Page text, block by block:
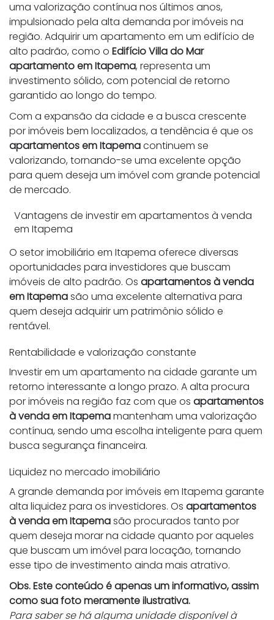
uma valorização contínua nos últimos anos,
impulsionado pela alta demanda por imóveis na
região. Adquirir um apartamento em um edifício de
alto padrão, como o Edifício Villa do Mar
apartamento em Itapema, representa um
investimento sólido, com potencial de retorno
garantido ao longo do tempo.
Com a expansão da cidade e a busca crescente
por imóveis bem localizados, a tendência é que os
apartamentos em Itapemacontinuem se
valorizando, tornando-se uma excelente opção
para quem deseja um imóvel com grande potencial
de mercado.
Vantagens de investir em apartamentos à venda
em Itapema
O setor imobiliário em Itapema oferece diversas
oportunidades para investidores que buscam
imóveis de alto padrão. Os apartamentos à venda
em Itapemasão uma excelente alternativa para
quem deseja adquirir um patrimônio sólido e
rentável.
Rentabilidade e valorização constante
Investir em um apartamento na cidade garante um
retorno interessante a longo prazo. A alta procura
por imóveis na região faz com que os apartamentos
à venda em Itapemamantenham uma valorização
contínua, sendo uma escolha inteligente para quem
busca segurança financeira.
Liquidez no mercado imobiliário
A grande demanda por imóveis em Itapema garante
alta liquidez para os investidores. Os apartamentos
à venda em Itapemasão procurados tanto por
quem deseja morar na cidade quanto por aqueles
que buscam um imóvel para locação, tornando
esse tipo de investimento ainda mais atrativo.
Obs. Este conteúdo é apenas um informativo, assim
como sua foto meramente ilustrativa.
Para saber se há alguma unidade disponível à